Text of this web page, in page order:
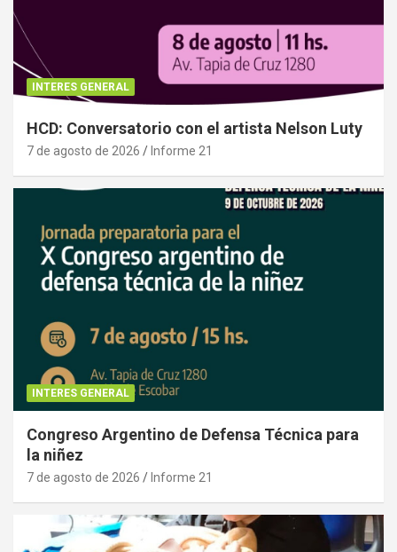
INTERES GENERAL
HCD: Conversatorio con el artista Nelson Luty
7 de agosto de 2026 Informe 21
INTERES GENERAL
Congreso Argentino de Defensa Técnica para
la niñez
7 de agosto de 2026 Informe 21